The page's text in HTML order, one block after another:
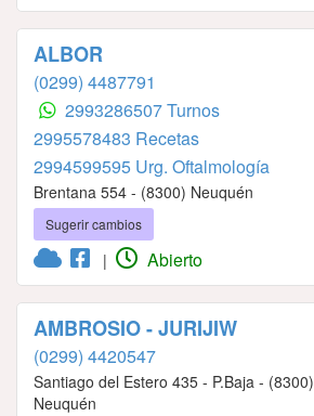
ALBOR
(0299) 4487791
2993286507 Turnos
2995578483 Recetas
2994599595 Urg. Oftalmología
Brentana 554 - (8300) Neuquén
Sugerir cambios
| Abierto
AMBROSIO - JURIJIW
(0299) 4420547
Santiago del Estero 435 - P.Baja - (8300)
Neuquén